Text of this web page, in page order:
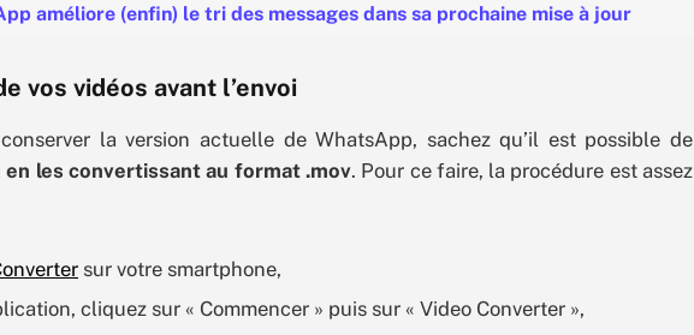
améliore (enfin) le tri des messages dans sa prochaine mise à jour
vos vidéos avant l’envoi
la version actuelle de WhatsApp, sachez qu’il est possible de
en les convertissant au format .mov. Pour ce faire, la procédure est assez
sur votre smartphone,
cliquez sur « Commencer » puis sur « Video Converter »,